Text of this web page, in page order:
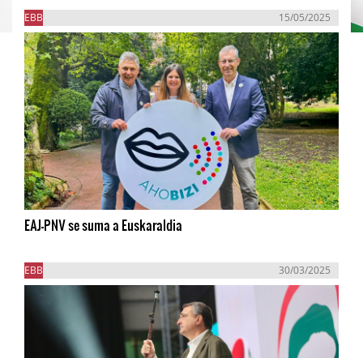
EBB 15/05/2025
EAJ-PNV se suma a Euskaraldia
EBB 30/03/2025